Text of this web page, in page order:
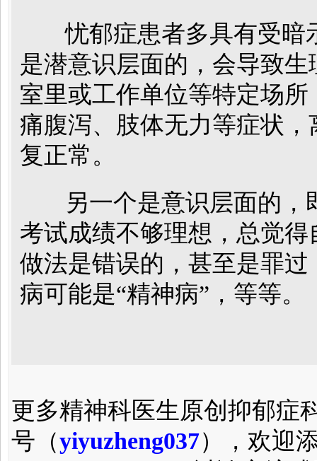
忧郁症患者多具有受暗
是潜意识层面的，会导致
室里或工作单位等特定场
痛腹泻、肢体无力等症状
复正常。
另一个是意识层面的，
考试成绩不够理想，总觉
做法是错误的，甚至是罪
病可能是“精神病”，等等。
更多精神科医生原创抑郁症
号（yiyuzheng037），欢迎